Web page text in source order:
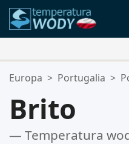
Twoje Ulubione
Europa > Portugalia >
Brito
— Temperatura